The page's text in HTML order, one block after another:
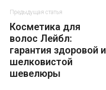
Предыдущая статья
Косметика для
волос Лейбл:
гарантия здоровой и
шелковистой
шевелюры